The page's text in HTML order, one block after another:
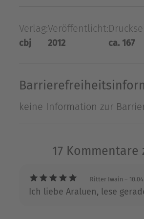
einzufallen. Wenn Will nicht
John Flanagan arbeitete
Sohn zum Lesen zu
Verlag:
cbj
Veröffentlicht:
2012 ca. 167
keine Information zur
17
Ritter Iwain –
Ich liebe Araluen, lese